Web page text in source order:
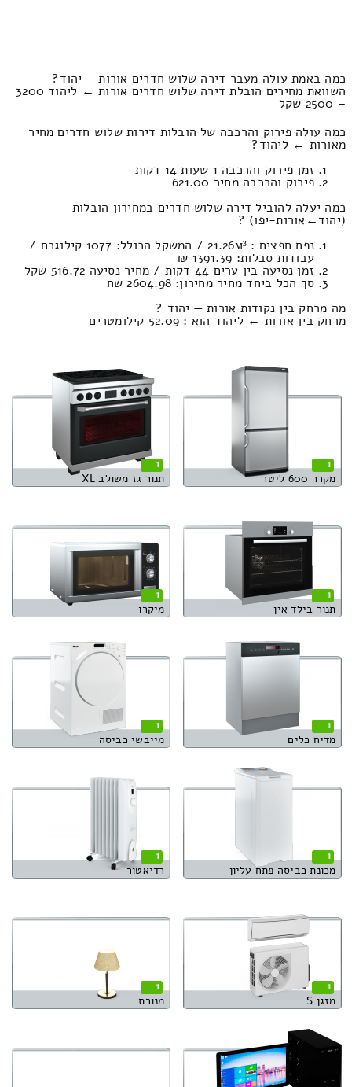
כמה באמת עולה מעבר דירה שלוש חדרים אורות – יהוד?
השוואת מחירים הובלת דירה שלוש חדרים אורות ← ליהוד 3200
– 2500 שקל
כמה עולה פירוק והרכבה של הובלות דירות שלוש חדרים מחיר
מאורות ← ליהוד?
זמן פירוק והרכבה 1 שעות 14 דקות
פירוק והרכבה מחיר 621.00
כמה יעלה להוביל דירה שלוש חדרים במחירון הובלות
(יהוד‎←‏אורות-יפו) ?
נפח חפצים : 21.26м³ / המשקל הכולל: 1077 קילוגרם /
עבודות סבלות: 1391.39 ₪
זמן נסיעה בין ערים 44 דקות / מחיר נסיעה 516.72 שקל
סך הכל ביחד מחיר מחירון: 2604.98 שח
מה מרחק בין נקודות אורות — יהוד ?
מרחק בין אורות ← ליהוד הוא : 52.09 קילומטרים
1
מקרר 600 ליטר
1
תנור גז משולב XL
1
תנור בילד אין
1
מיקרו
1
מדיח כלים
1
מייבשי כביסה
1
מכונת כביסה פתח עליון
1
רדיאטור
1
מזגן S
1
מנורת